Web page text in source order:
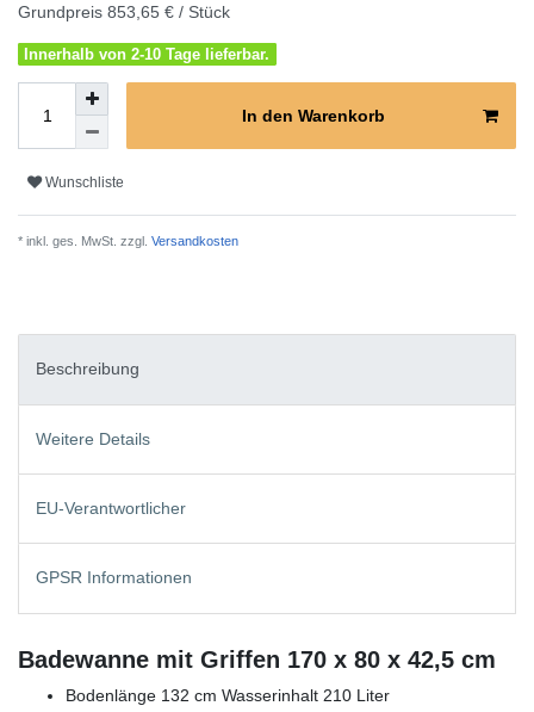
Grundpreis 853,65 € / Stück
Innerhalb von 2-10 Tage lieferbar.
In den Warenkorb
Wunschliste
* inkl. ges. MwSt. zzgl. Versandkosten
Beschreibung
Weitere Details
EU-Verantwortlicher
GPSR Informationen
Badewanne mit Griffen 170 x 80 x 42,5 cm
Bodenlänge 132 cm Wasserinhalt 210 Liter